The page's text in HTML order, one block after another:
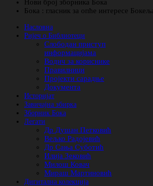
Нови број зборника Бока
Бока : гласник за опће интересе
Насловна
Ријеч о Библиотеци
Слободан приступ
информацијама
Водич за кориснике
Правилници
Пројекти сарадње
Документа
Историјат
Завичајна збирка
Зборник Бока
Легати
Др Душан Петковић
Вељко Радојевић
Др Сања Суботић
Илија Зековић
Милош Ковач
Мираш Мартиновић
Дигитална колекција